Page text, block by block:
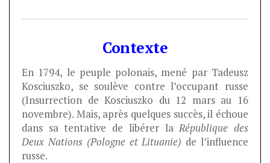
Contexte
En 1794, le peuple polonais, mené par Tadeusz
Kosciuszko, se soulève contre l’occupant russe
(Insurrection de Kosciuszko du 12 mars au 16
novembre). Mais, après quelques succès, il échoue
dans sa tentative de libérer laRépublique des
Deux Nations (Pologne et Lituanie) de l’influence
russe.